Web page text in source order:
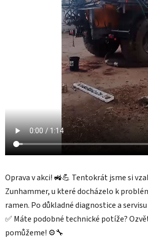
Oprava v akci! 🚜💪 Tentokrát jsme si
Zunhammer, u které docházelo k
ramen. Po důkladné diagnostice a
✅ Máte podobné technické potíže?
pomůžeme! ⚙️🔧